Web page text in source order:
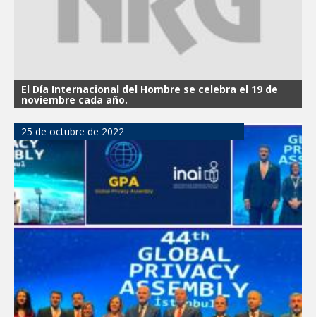
El Día Internacional del Hombre se celebra el 19 de
noviembre cada año.
25 de octubre de 2022